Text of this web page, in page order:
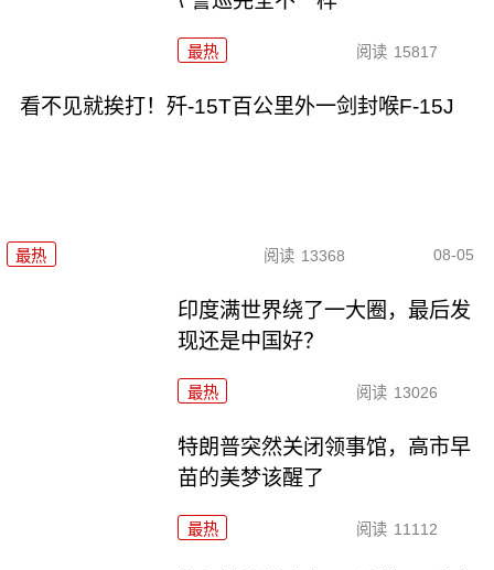
最热 阅读 15817
看不见就挨打！歼-15T百公里外一剑封喉F-15J
最热 阅读 13368 08-05
印度满世界绕了一大圈，最后发
现还是中国好？
最热 阅读 13026
特朗普突然关闭领事馆，高市早
苗的美梦该醒了
最热 阅读 11112